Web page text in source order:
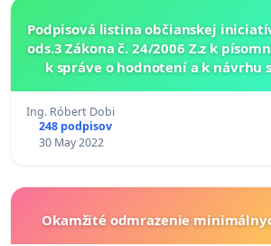
Podpisová listina občianskej
ods.3 Zákona č. 24/2006 Z.z k
k správe o hodnotení a k návrhu
Ing. Róbert Dobi
248 podpisov
30 May 2022
Okamžité odmrazenie